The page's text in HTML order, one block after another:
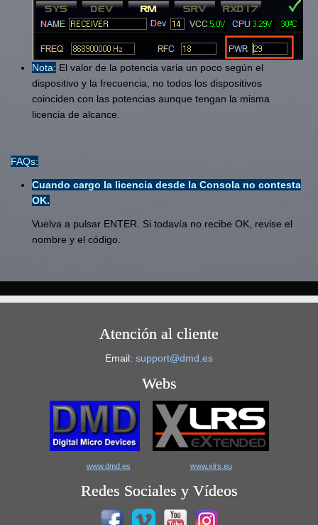
Nota: El valor de la potencia varia un poco según el
dispositivo y la frecuencia, no todos los dispositivos
coinciden con las potencias aunque tengan la misma
licencia de alcance.
FAQs:
Cuando cargo la licencia desde la Consola no contesta
OK.
Vuelva a pulsar ENTER. Si todavía no recibe OK, revise el
nombre y el código.
Atención al cliente
Email: support@dmd.es
Webs
www.dmd.es www.xlrs.eu
Redes Sociales y Vídeos